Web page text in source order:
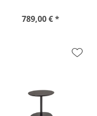
789,00 € *